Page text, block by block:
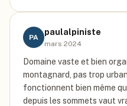
PA
paulalpiniste
mars 2024
Domaine vaste et bien
montagnard, pas trop
fonctionnent bien même
depuis les sommets vaut